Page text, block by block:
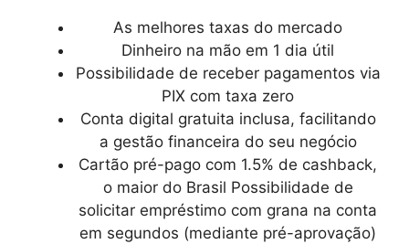
As melhores taxas do mercado
Dinheiro na mão em 1 dia útil
Possibilidade de receber pagamentos via
PIX com taxa zero
Conta digital gratuita inclusa, facilitando
a gestão financeira do seu negócio
Cartão pré-pago com 1.5% de cashback,
o maior do Brasil Possibilidade de
solicitar empréstimo com grana na conta
em segundos (mediante pré-aprovação)